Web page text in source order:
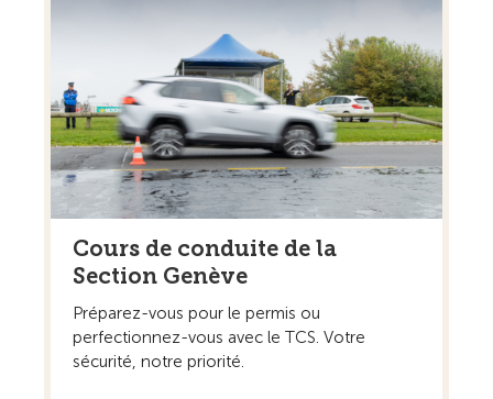
Cours de conduite de la
Section Genève
Préparez-vous pour le permis ou
perfectionnez-vous avec le TCS. Votre
sécurité, notre priorité.